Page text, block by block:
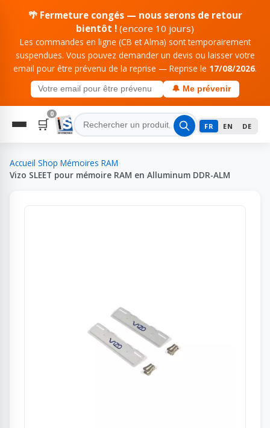
🌴 Fermeture congés — nous serons de retour
bientôt ! (encore 10 jours)
Les commandes en ligne (CB et Alma) sont temporairement
suspendues. Vous pouvez demander un devis ou laisser votre
email pour être prévenu de la reprise — Reprise le 17/08/2026.
🔔 Me prévenir
🛒
0
FR EN DE
Accueil Shop Mémoires RAM
Vizo SLEET pour mémoire RAM en Alluminum DDR-ALM